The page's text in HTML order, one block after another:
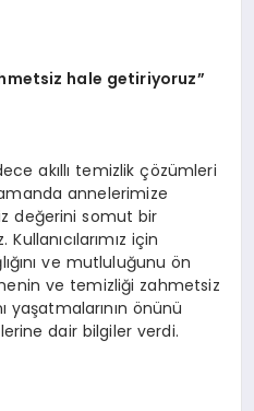
hale getiriyoruz”
akıllı temizlik çözümleri
annelerimize
değerini somut bir
için
ve mutluluğunu ön
ve temizliği zahmetsiz
yaşatmalarının önünü
dair bilgiler verdi.